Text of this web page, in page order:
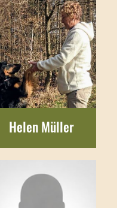
Helen Müller